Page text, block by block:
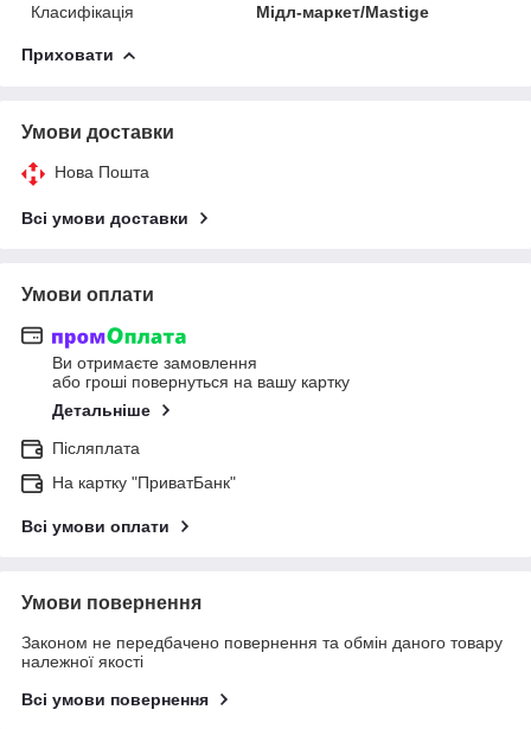
Класифікація
Мідл-маркет/Mastige
Приховати
Умови доставки
Нова Пошта
Всі умови доставки
Умови оплати
Ви отримаєте замовлення
або гроші повернуться на вашу картку
Детальніше
Післяплата
На картку "ПриватБанк"
Всі умови оплати
Умови повернення
Законом не передбачено повернення та обмін даного товару
належної якості
Всі умови повернення